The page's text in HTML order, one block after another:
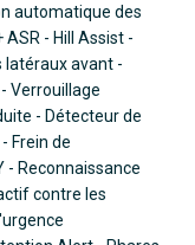
automatique des
ASR - Hill Assist -
latéraux avant -
Verrouillage
- Détecteur de
Frein de
- Reconnaissance
contre les